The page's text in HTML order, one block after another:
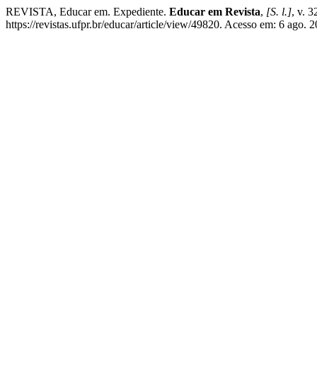
REVISTA, Educar em. Expediente. Educar em Revista, [S. l.], v.
https://revistas.ufpr.br/educar/article/view/49820. Acesso em: 6 ago.